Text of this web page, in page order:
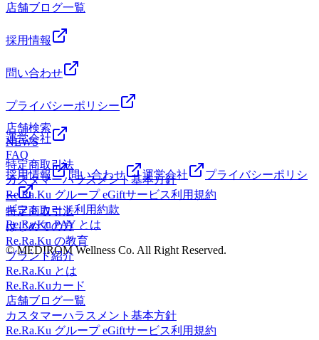
店舗ブログ一覧
採用情報
問い合わせ
プライバシーポリシー
運営会社
特定商取引法
カスタマーハラスメント基本方針
Re.Ra.Ku グループ eGiftサービス利用規約
ギフトカード利用約款
Re.Ra.Ku PAY とは
© MEDIROM Wellness Co. All Right Reserved.
店舗検索
NEWS
FAQ
採用情報
問い合わせ 運営会社
プライバシーポリシ
ー
特定商取引法
はじめての方
Re.Ra.Ku の教育
ブランド紹介
Re.Ra.Ku とは
Re.Ra.Kuカード
店舗ブログ一覧
カスタマーハラスメント基本方針
Re.Ra.Ku グループ eGiftサービス利用規約